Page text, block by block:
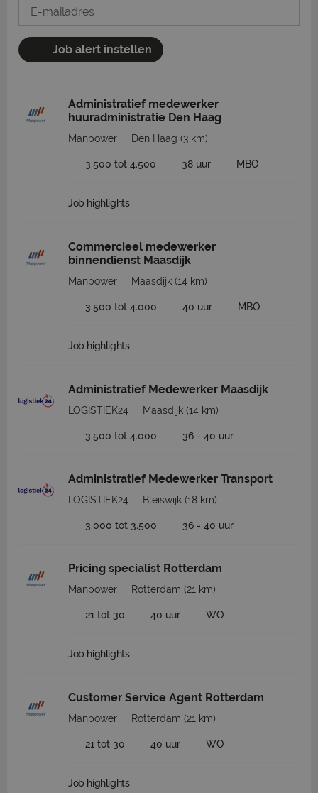
Job alert instellen
Administratief medewerker
huuradministratie Den Haag
Manpower Den Haag (3 km)
3.500 tot 4.500 38 uur MBO
Job highlights
Commercieel medewerker
binnendienst Maasdijk
Manpower Maasdijk (14 km)
3.500 tot 4.000 40 uur MBO
Job highlights
Administratief Medewerker Maasdijk
LOGISTIEK24 Maasdijk (14 km)
3.500 tot 4.000 36 - 40 uur
Administratief Medewerker Transport
LOGISTIEK24 Bleiswijk (18 km)
3.000 tot 3.500 36 - 40 uur
Pricing specialist Rotterdam
Manpower Rotterdam (21 km)
21 tot 30 40 uur WO
Job highlights
Customer Service Agent Rotterdam
Manpower Rotterdam (21 km)
21 tot 30 40 uur WO
Job highlights